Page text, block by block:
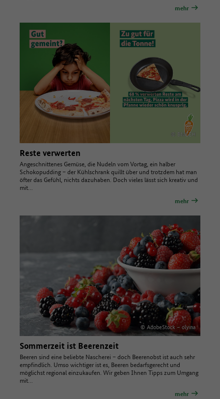
mehr
© BMLEH
Reste verwerten
Angeschnittenes Gemüse, die Nudeln vom Vortag, ein halber
Schokopudding – der Kühlschrank quillt über und trotzdem hat man
öfter das Gefühl, nichts dazuhaben. Doch vieles lässt sich kreativ und
mit…
mehr
© AdobeStock – olyina
Sommerzeit ist Beerenzeit
Beeren sind eine beliebte Nascherei – doch Beerenobst ist auch sehr
empfindlich. Umso wichtiger ist es, Beeren bedarfsgerecht und
möglichst regional einzukaufen. Wir geben Ihnen Tipps zum Umgang
mit…
mehr